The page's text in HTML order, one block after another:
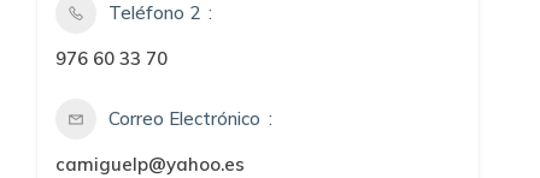
Teléfono 2
976 60 33 70
Correo Electrónico
camiguelp@yahoo.es